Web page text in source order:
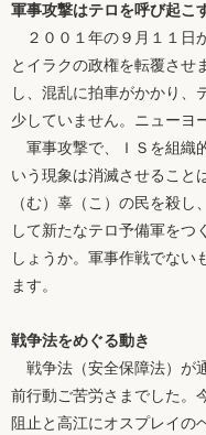
軍事攻撃はテロを呼び起こ
２００１年の９月１１日
とイラクの政権を転覆させ
し、混乱に拍車がかかり、
少していません。ニューヨ
軍事攻撃で、ＩＳを組織
いう現象は消滅させること
（む）辜（こ）の民を殺
して新たなテロ予備軍をつ
しょうか。軍事作戦でない
ます。
戦争法をめぐる動き
戦争法（安全保障法）が
前行動ご苦労さまでした。
阻止と高江にオスプレイの